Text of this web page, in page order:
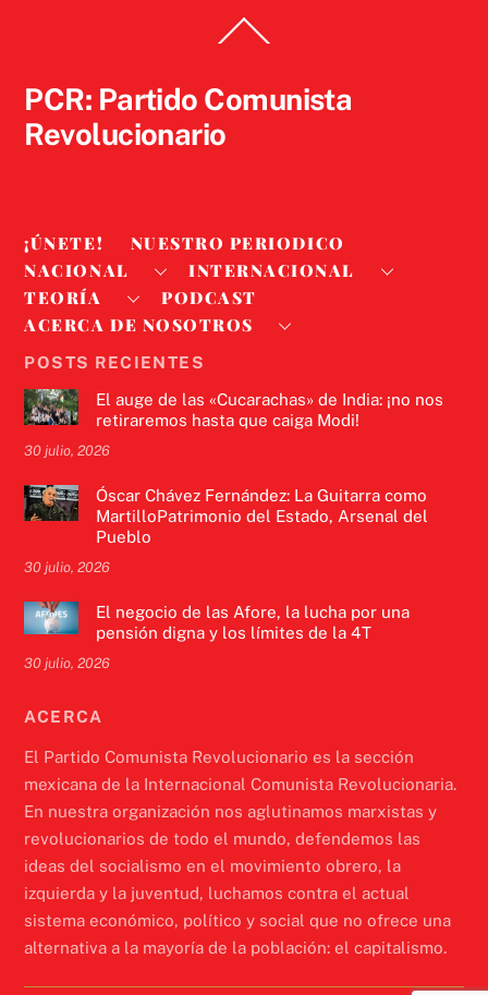
To
PCR: Partido Comunista
Revolucionario
¡ÚNETE!
NUESTRO PERIODICO
NACIONAL
INTERNACIONAL
TEORÍA
PODCAST
ACERCA DE NOSOTROS
POSTS RECIENTES
El auge de las «Cucarachas» de India: ¡no nos
retiraremos hasta que caiga Modi!
30 julio, 2026
Óscar Chávez Fernández: La Guitarra como
MartilloPatrimonio del Estado, Arsenal del
Pueblo
30 julio, 2026
El negocio de las Afore, la lucha por una
pensión digna y los límites de la 4T
30 julio, 2026
ACERCA
El Partido Comunista Revolucionario es la sección
mexicana de la Internacional Comunista Revolucionaria.
En nuestra organización nos aglutinamos marxistas y
revolucionarios de todo el mundo, defendemos las
ideas del socialismo en el movimiento obrero, la
izquierda y la juventud, luchamos contra el actual
sistema económico, político y social que no ofrece una
alternativa a la mayoría de la población: el capitalismo.